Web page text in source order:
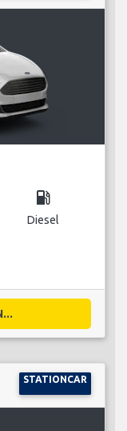
local_gas_station
Diesel
STATIONCAR